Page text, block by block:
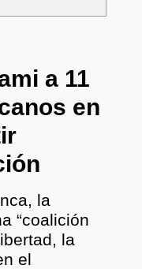
a 11
en
la
“coalición
la
el